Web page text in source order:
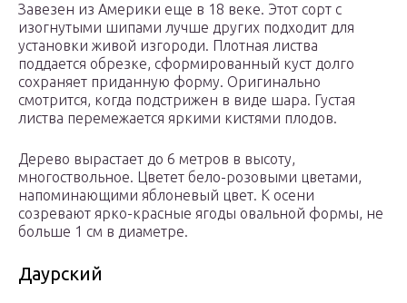
Завезен из Америки еще в 18 веке. Этот сорт с
изогнутыми шипами лучше других подходит для
установки живой изгороди. Плотная листва
поддается обрезке, сформированный куст долго
сохраняет приданную форму. Оригинально
смотрится, когда подстрижен в виде шара. Густая
листва перемежается яркими кистями плодов.
Дерево вырастает до 6 метров в высоту,
многоствольное. Цветет бело-розовыми цветами,
напоминающими яблоневый цвет. К осени
созревают ярко-красные ягоды овальной формы, не
больше 1 см в диаметре.
Даурский